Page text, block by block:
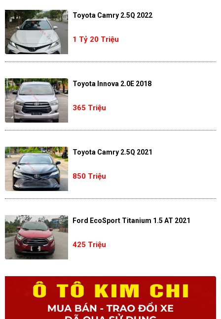
Toyota Camry 2.5Q 2022
1 Tỷ 20 Triệu
Toyota Innova 2.0E 2018
365 Triệu
Toyota Camry 2.5Q 2021
850 Triệu
Ford EcoSport Titanium 1.5 AT 2021
425 Triệu